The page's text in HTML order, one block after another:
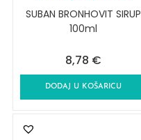
SUBAN BRONHOVIT SIRUP
100ml
8,78 €
DODAJ U KOŠARICU